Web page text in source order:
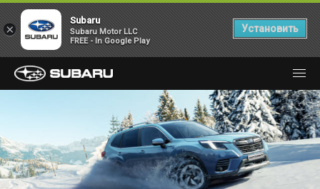
×
Subaru
Subaru Motor LLC
FREE - In Google Play
Установить